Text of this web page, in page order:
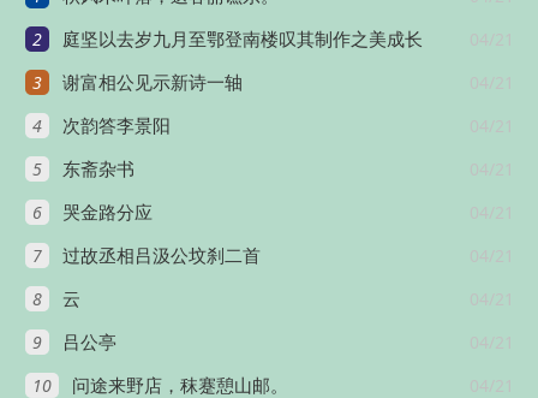
2 04/21
庭坚以去岁九月至鄂登南楼叹其制作之美成长
3 04/21
谢富相公见示新诗一轴
4 04/21
次韵答李景阳
5 04/21
东斋杂书
6 04/21
哭金路分应
7 04/21
过故丞相吕汲公坟刹二首
8 04/21
云
9 04/21
吕公亭
10 04/21
问途来野店，秣蹇憩山邮。